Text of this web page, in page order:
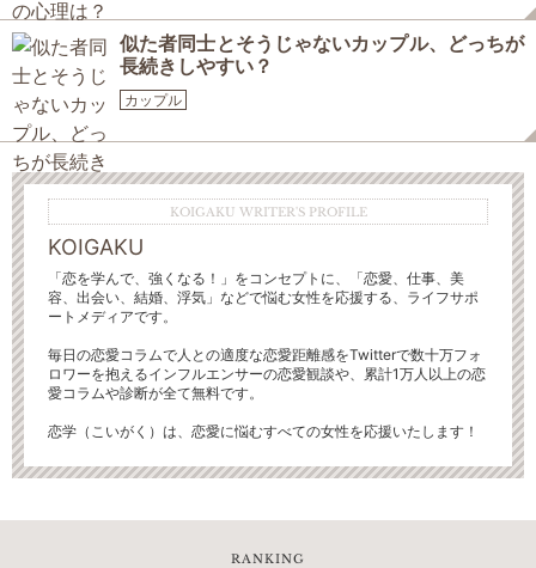
似た者同士とそうじゃないカップル、どっちが
長続きしやすい？
カップル
KOIGAKU WRITER'S PROFILE
KOIGAKU
「恋を学んで、強くなる！」をコンセプトに、「恋愛、仕事、美
容、出会い、結婚、浮気」などで悩む女性を応援する、ライフサポ
ートメディアです。
毎日の恋愛コラムで人との適度な恋愛距離感をTwitterで数十万フォ
ロワーを抱えるインフルエンサーの恋愛観談や、累計1万人以上の恋
愛コラムや診断が全て無料です。
恋学（こいがく）は、恋愛に悩むすべての女性を応援いたします！
RANKING